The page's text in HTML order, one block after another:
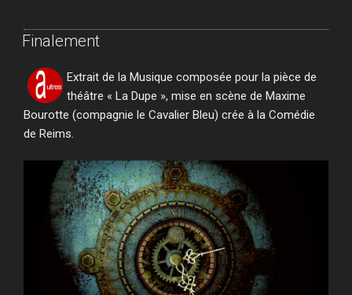
Finalement
Extrait de la Musique composée pour la pièce de
théâtre « La Dupe », mise en scène de Maxime
Bourotte (compagnie le Cavalier Bleu) crée à la Comédie
de Reims.